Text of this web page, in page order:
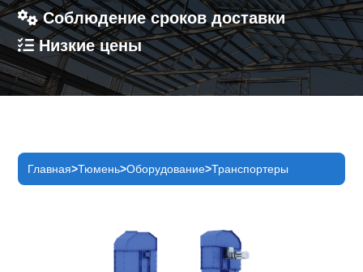
Соблюдение сроков доставки
Низкие цены
Главная Тюмень Оборудование Транспортеры